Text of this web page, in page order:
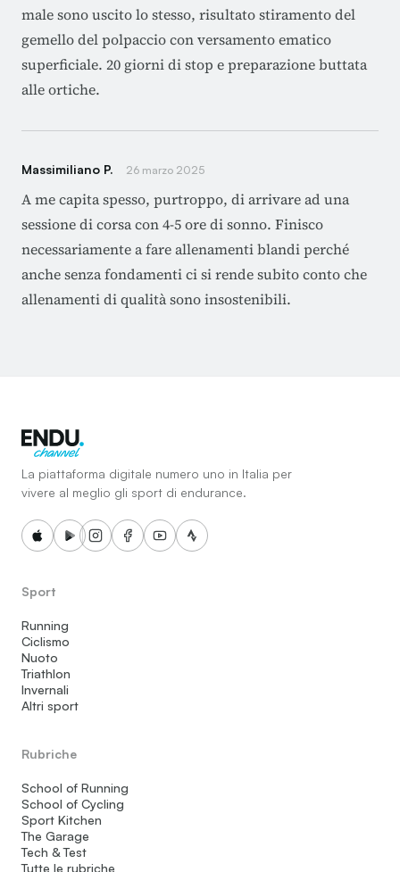
male sono uscito lo stesso, risultato stiramento del
gemello del polpaccio con versamento ematico
superficiale. 20 giorni di stop e preparazione buttata
alle ortiche.
Massimiliano P. 26 marzo 2025
A me capita spesso, purtroppo, di arrivare ad una
sessione di corsa con 4-5 ore di sonno. Finisco
necessariamente a fare allenamenti blandi perché
anche senza fondamenti ci si rende subito conto che
allenamenti di qualità sono insostenibili.
La piattaforma digitale numero uno in Italia per
vivere al meglio gli sport di endurance.
Sport
Running
Ciclismo
Nuoto
Triathlon
Invernali
Altri sport
Rubriche
School of Running
School of Cycling
Sport Kitchen
The Garage
Tech & Test
Tutte le rubriche